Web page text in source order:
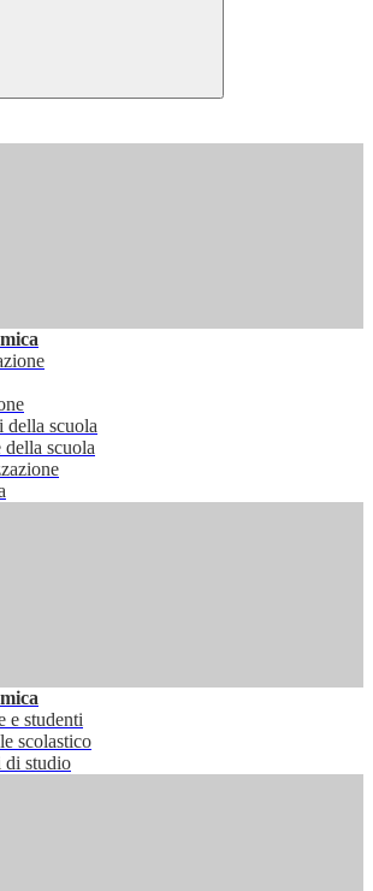
della scuola
della scuola
e studenti
scolastico
di studio